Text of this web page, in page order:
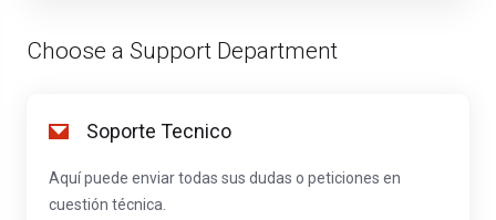
Choose a Support Department
Soporte Tecnico
Aquí puede enviar todas sus dudas o peticiones en
cuestión técnica.